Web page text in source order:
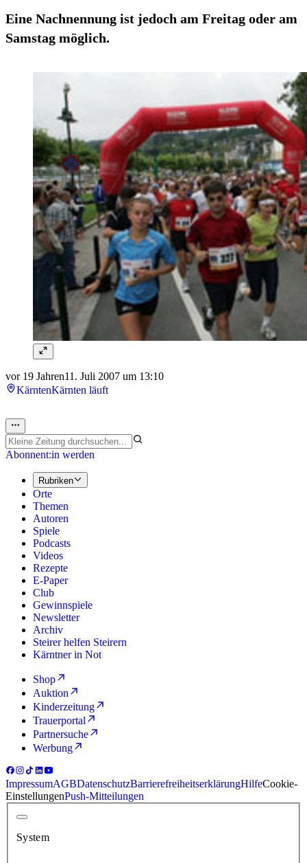
Eine Nachnennung ist jedoch am Freitag oder am
Samstag möglich.
vor 19 Jahren11. Juli 2007 um 13:10
KärntenKärnten läuft
Abonnent:in werden
Rubriken
Orte
Themen
Autoren
Spiele
Podcasts
Videos
Rezepte
E-Paper
Club
Gewinnspiele
Newsletter
Archiv
Steirer helfen Steirern
Kärntner in Not
Shop
Auktion
Kinderzeitung
Trauerportal
Partnersuche
Werbung
ImpressumAGBDatenschutzBarrierefreiheitserklärungHilfeCookie-
EinstellungenPush-Mitteilungen
System